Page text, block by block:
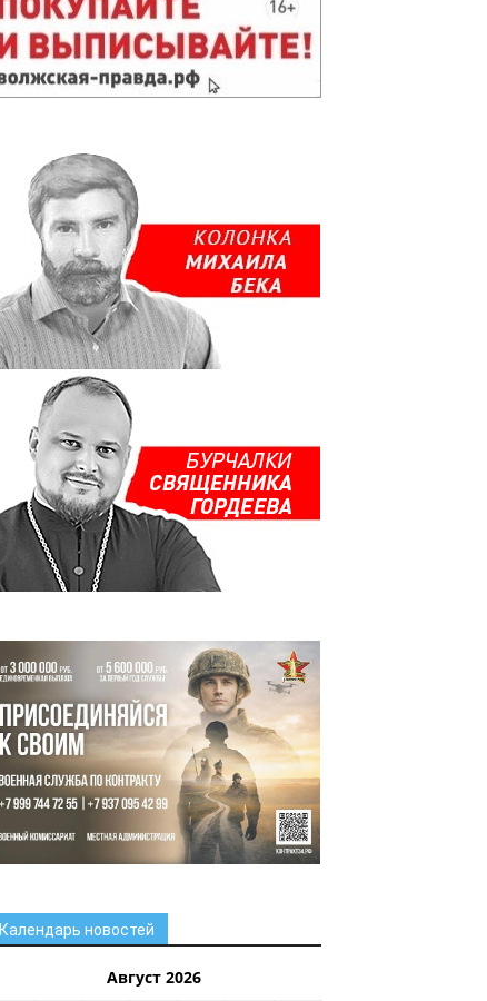
Календарь новостей
Август 2026